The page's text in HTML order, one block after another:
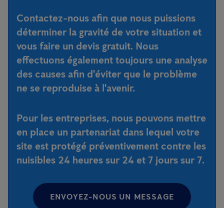
Contactez-nous afin que nous puissions
déterminer la gravité de votre situation et
vous faire un devis gratuit. Nous
effectuons également toujours une analyse
des causes afin d'éviter que le problème
ne se reproduise à l'avenir.
Pour les entreprises, nous pouvons mettre
en place un partenariat dans lequel votre
site est protégé préventivement contre les
nuisibles 24 heures sur 24 et 7 jours sur 7.
ENVOYEZ-NOUS UN MESSAGE